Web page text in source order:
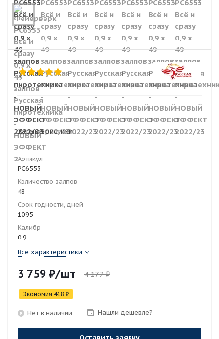
Характеристики
Артикул
РС6553
Количество залпов
48
Срок годности, дней
1095
Калибр
0.9
Все характеристики
3 759 ₽/шт 4 177₽
Экономия 418 ₽
Нет в наличии Нашли дешевле?